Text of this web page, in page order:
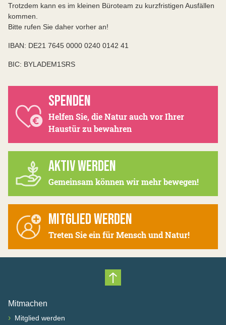
Trotzdem kann es im kleinen Büroteam zu kurzfristigen Ausfällen
kommen.
Bitte rufen Sie daher vorher an!
IBAN: DE21 7645 0000 0240 0142 41
BIC: BYLADEM1SRS
SPENDEN
Helfen Sie, die Natur auch vor Ihrer
Haustür zu bewahren
AKTIV WERDEN
Gemeinsam können wir mehr bewegen!
MITGLIED WERDEN
Treten Sie ein für Mensch und Natur!
Nach oben scrollen
Mitmachen
› Mitglied werden